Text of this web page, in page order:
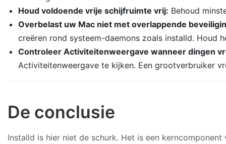
Houd voldoende vrije schijfruimte vrij: Behoud
Overbelast uw Mac niet met overlappende
creëren rond systeem-daemons zoals installd. Houd
Controleer Activiteitenweergave wanneer dingen
Activiteitenweergave te kijken. Een grootverbruiker
De conclusie
Installd is hier niet de schurk. Het is een